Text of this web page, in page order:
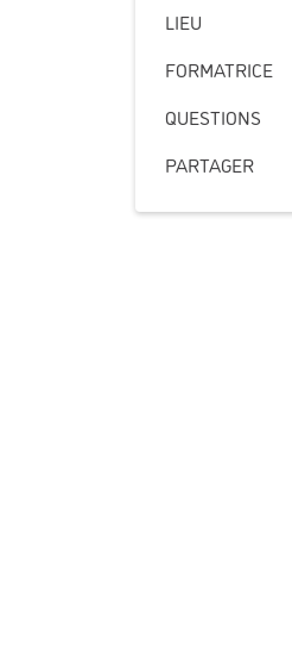
LIEU
FORMATRICE
QUESTIONS
PARTAGER